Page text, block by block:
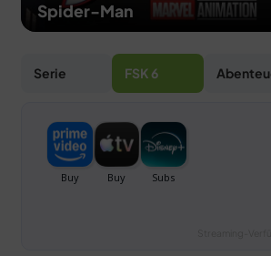
Spider-Man
Serie FSK 6